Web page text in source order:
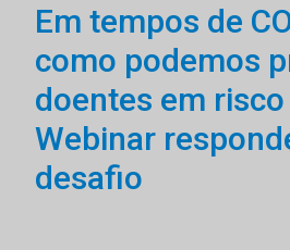
Em tempos de
como podemos
doentes em risco
Webinar
desafio